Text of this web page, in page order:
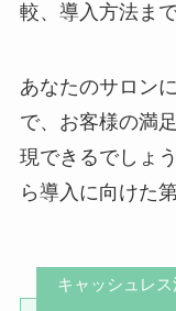
較、導入方法ま
あなたのサロン
で、お客様の満
現できるでしょ
ら導入に向けた
キャッシュレ